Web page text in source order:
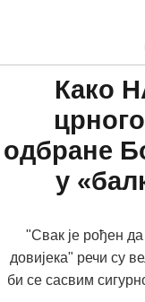
Како
одбране
у
"Свак је рођен
довијека" речи су
би се сасвим